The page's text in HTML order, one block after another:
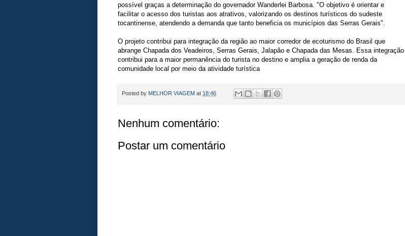
possível graças a determinação do governador Wanderlei Barbosa. "O objetivo é orientar e
facilitar o acesso dos turistas aos atrativos, valorizando os destinos turísticos do sudeste
tocantinense, atendendo a demanda que tanto beneficia os municípios das Serras Gerais".
O projeto contribui para integração da região ao maior corredor de ecoturismo do Brasil que
abrange Chapada dos Veadeiros, Serras Gerais, Jalapão e Chapada das Mesas. Essa integração
contribui para a maior permanência do turista no destino e amplia a geração de renda da
comunidade local por meio da atividade turística
Posted by MELHOR VIAGEM at 18:46
Nenhum comentário:
Postar um comentário